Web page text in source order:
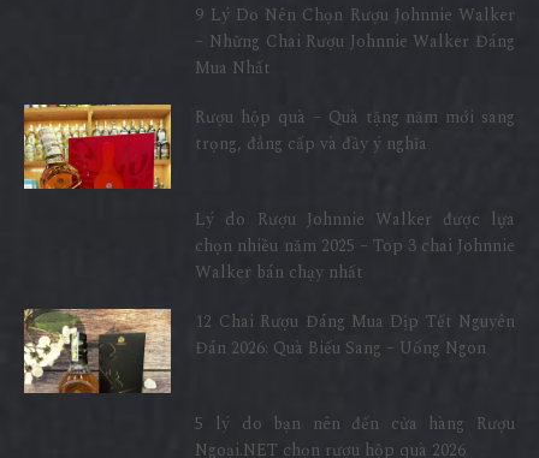
9 Lý Do Nên Chọn Rượu Johnnie Walker
– Những Chai Rượu Johnnie Walker Đáng
Mua Nhất
Rượu hộp quà – Quà tặng năm mới sang
trọng, đẳng cấp và đầy ý nghĩa
Lý do Rượu Johnnie Walker được lựa
chọn nhiều năm 2025 – Top 3 chai Johnnie
Walker bán chạy nhất
12 Chai Rượu Đáng Mua Dịp Tết Nguyên
Đán 2026: Quà Biếu Sang – Uống Ngon
5 lý do bạn nên đến cửa hàng Rượu
Ngoại.NET chọn rượu hộp quà 2026